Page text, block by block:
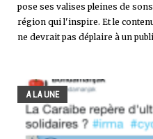
pose ses valises pleines de
région qui l'inspire. Et le
ne devrait pas déplaire à un
A LA UNE